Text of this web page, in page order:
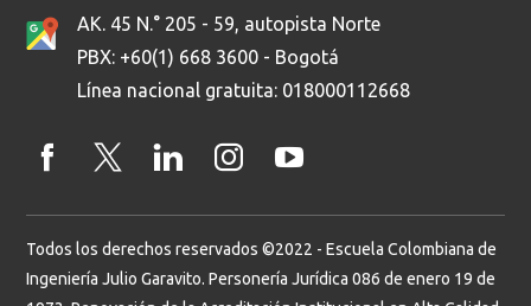
AK. 45 N.° 205 - 59, autopista Norte
PBX: +60(1) 668 3600 - Bogotá
Línea nacional gratuita: 018000112668
Todos los derechos reservados ©2022 - Escuela Colombiana de
Ingeniería Julio Garavito. Personería Jurídica 086 de enero 19 de